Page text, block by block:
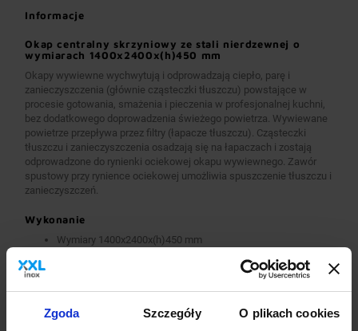
Zgoda Szczegóły O plikach cookies
Informacje
Okap centralny skrzyniowy ze stali nierdzewnej o
wymiarach 1400x2400x(h)450 mm
Okapy wywiewne wychwytują i odprowadzają ciepło, parę i
zanieczyszczenia (głównie cząsteczki tłuszczu) powstające w
procesie gotowania, smażenia i pieczenia w profesjonalnej kuchni,
bez dodatkowego doprowadzenia świeżego powietrza. Wywiewane
powietrze przepływa przez filtry (łapacze tłuszczu). Cząsteczki
tłuszczu i zanieczyszczenia osadzają się na łapaczach i zostają
odprowadzone do rynienki ociekowej okapu wywiewnego. Zawór
spustowy przy rynience ociekowej umożliwia spuszczenie tłuszczu i
zanieczyszczeń.
Wykonanie
Wymiary 1400x2400x(h)450 mm
Okapy wywiewne o wymiarach A>2600 mm wykonane są w
wersji łączonej (skręcanej) z dwóch lub więcej przelotowych
Okapy wyposażone są w system otworów i zawiesi